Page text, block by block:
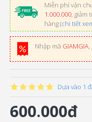
Miễn phí vận
1.000.000, giảm
hàng (chi tiết
Nhập mã GIAMGIA,
Dựa vào 1
600.000đ